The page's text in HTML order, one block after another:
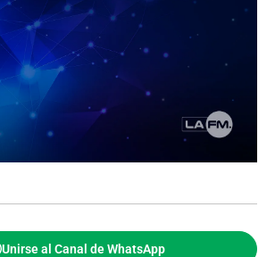
Unirse al Canal de WhatsApp